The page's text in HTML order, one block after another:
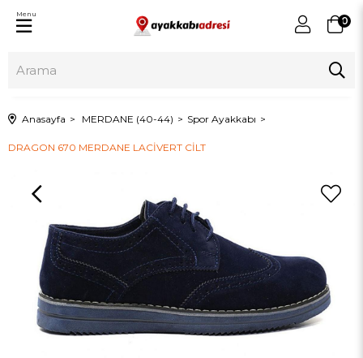
0
Menu
Anasayfa MERDANE (40-44) Spor Ayakkabı
DRAGON 670 MERDANE LACİVERT CİLT